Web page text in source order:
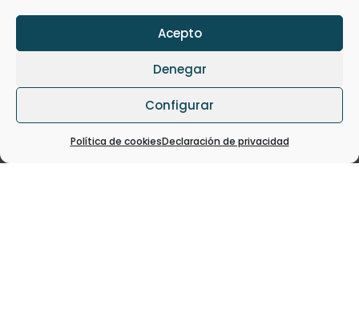
Acepto
Denegar
Configurar
Política de cookiesDeclaración de privacidad